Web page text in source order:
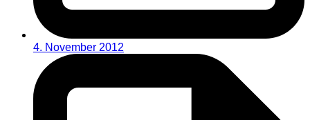
4. November 2012